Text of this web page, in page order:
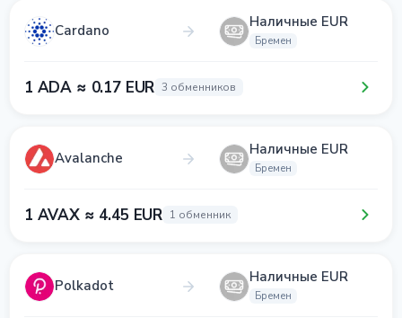
Cardano Наличные EUR
Бремен
1 ADA ≈ 0.17 EUR 3 обменников
Avalanche Наличные EUR
Бремен
1 AVAX ≈ 4.45 EUR 1 обменник
Polkadot Наличные EUR
Бремен